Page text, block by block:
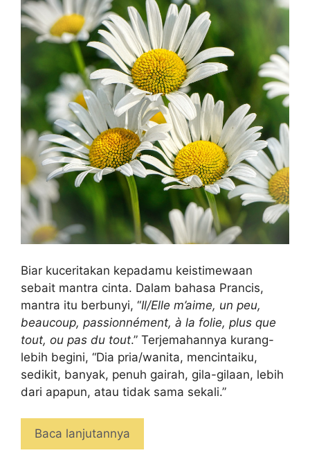
Biar kuceritakan kepadamu keistimewaan
sebait mantra cinta. Dalam bahasa Prancis,
mantra itu berbunyi, “Il/Elle m’aime, un peu,
beaucoup, passionnément, à la folie, plus que
tout, ou pas du tout.” Terjemahannya kurang-
lebih begini, “Dia pria/wanita, mencintaiku,
sedikit, banyak, penuh gairah, gila-gilaan, lebih
dari apapun, atau tidak sama sekali.”
Baca lanjutannya